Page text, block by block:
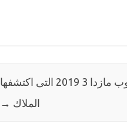
ابرز عيوب مازدا 3 2019 التى اكتشفها
الملاك →